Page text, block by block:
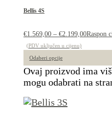
Bellis 4S
€1.569,00 – €2.199,00Raspon
(PDV uključen u cijenu)
Odaberi opcije
Ovaj proizvod ima
mogu odabrati na